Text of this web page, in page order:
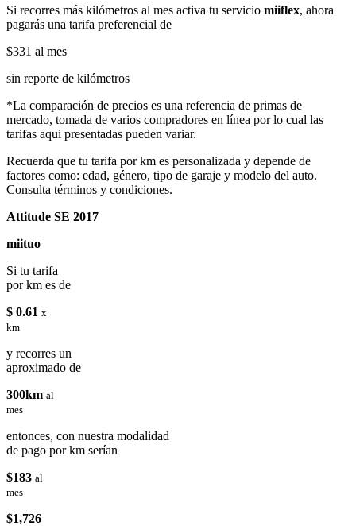
Si recorres más kilómetros al mes activa tu servicio miiflex, ahora
pagarás una tarifa preferencial de
$331 al mes
sin reporte de kilómetros
*La comparación de precios es una referencia de primas de
mercado, tomada de varios compradores en línea por lo cual las
tarifas aqui presentadas pueden variar.
Recuerda que tu tarifa por km es personalizada y depende de
factores como: edad, género, tipo de garaje y modelo del auto.
Consulta términos y condiciones.
Attitude SE 2017
miituo
Si tu tarifa
por km es de
$ 0.61 x
km
y recorres un
aproximado de
300km al
mes
entonces, con nuestra modalidad
de pago por km serían
$183 al
mes
$1,726